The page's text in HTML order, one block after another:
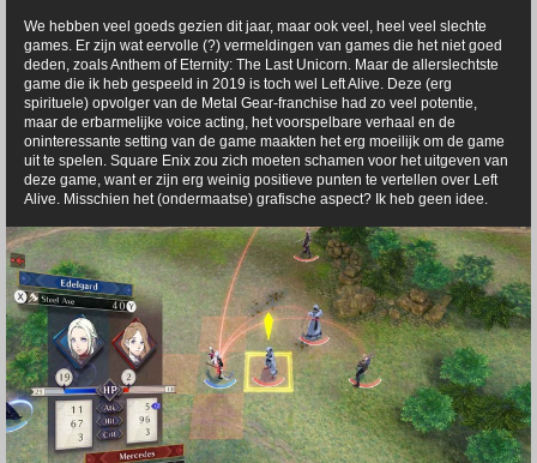
We hebben veel goeds gezien dit jaar, maar ook veel, heel veel slechte
games. Er zijn wat eervolle (?) vermeldingen van games die het niet goed
deden, zoals Anthem of Eternity: The Last Unicorn. Maar de allerslechtste
game die ik heb gespeeld in 2019 is toch wel Left Alive. Deze (erg
spirituele) opvolger van de Metal Gear-franchise had zo veel potentie,
maar de erbarmelijke voice acting, het voorspelbare verhaal en de
oninteressante setting van de game maakten het erg moeilijk om de game
uit te spelen. Square Enix zou zich moeten schamen voor het uitgeven van
deze game, want er zijn erg weinig positieve punten te vertellen over Left
Alive. Misschien het (ondermaatse) grafische aspect? Ik heb geen idee.